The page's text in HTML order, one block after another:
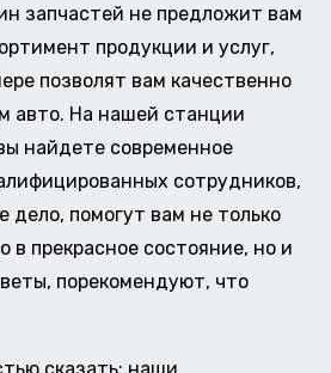
запчастей не предложит вам
продукции и услуг,
позволят вам качественно
авто. На нашей станции
найдете современное
сотрудников,
дело, помогут вам не только
в прекрасное состояние, но и
порекомендуют, что
сказать: наши